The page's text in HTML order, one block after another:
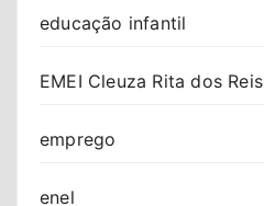
educação infantil
EMEI Cleuza Rita dos Reis
emprego
enel